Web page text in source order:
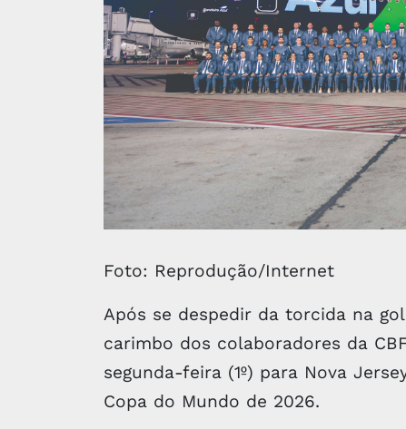
Foto: Reprodução/Internet
Após se despedir da torcida na
carimbo dos colaboradores da
segunda-feira (1º) para Nova
Copa do Mundo de 2026.